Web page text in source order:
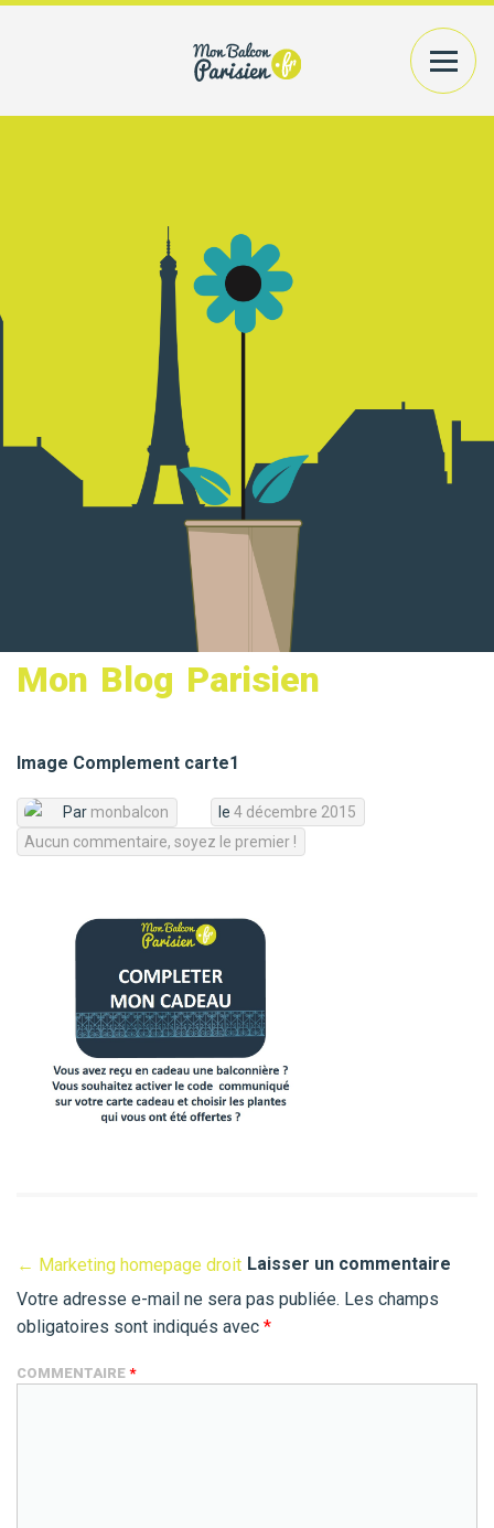
PRATIQUES
A MON COMPTE
RECHERCHER UN PRODUIT
Mon Blog Parisien
Image Complement carte1
Par monbalcon le4 décembre 2015
Aucun commentaire, soyez le premier !
← Marketing homepage droit Laisser un commentaire
Votre adresse e-mail ne sera pas publiée. Les champs
obligatoires sont indiqués avec *
COMMENTAIRE *